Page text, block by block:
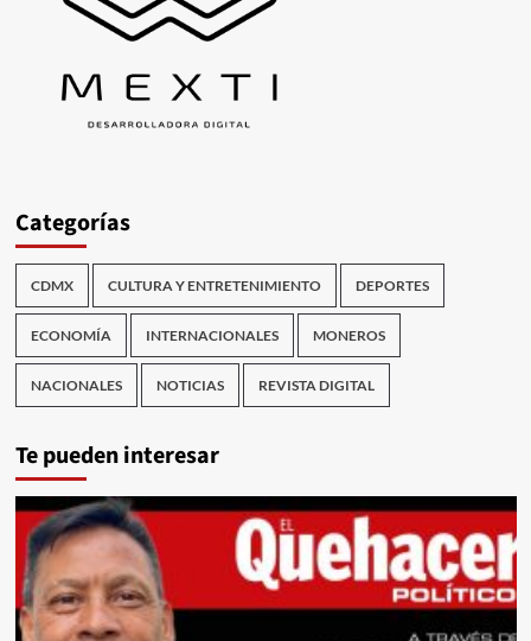
Categorías
CDMX CULTURA Y ENTRETENIMIENTO DEPORTES
ECONOMÍA INTERNACIONALES MONEROS
NACIONALES NOTICIAS REVISTA DIGITAL
Te pueden interesar